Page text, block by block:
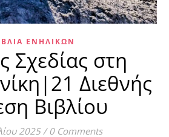
ΕΝΗΛΊΚΩΝ
Σχεδίας στη
Διεθνής
Βιβλίου
2025/ 0 Comments